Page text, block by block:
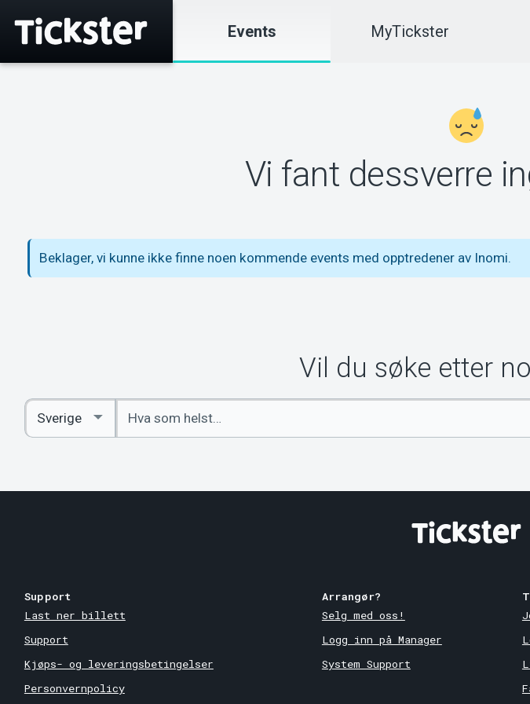
Events MyTickster
Vi fant dessverre
Beklager, vi kunne ikke finne noen kommende events med opptredener av Inomi.
Vil du søke etter
Angi
nøkkelord
Select
Country
Support
Last ner billett
Support
Kjøps- og leveringsbetingelser
Personvernpolicy
Arrangør?
Selg med oss!
Logg inn på Manager
System Support